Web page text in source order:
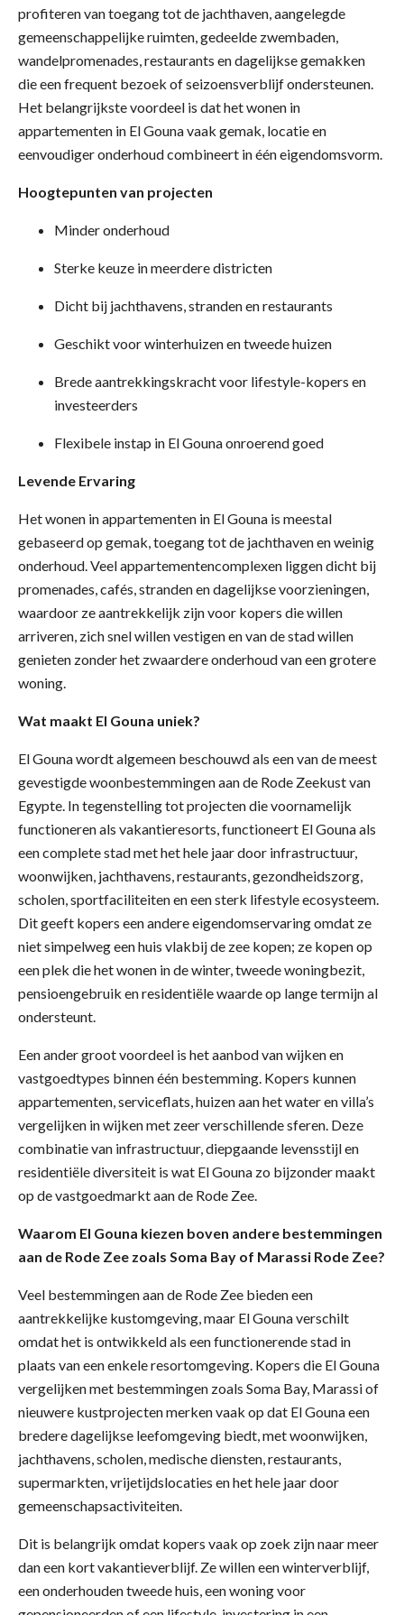
profiteren van toegang tot de jachthaven, aangelegde
gemeenschappelijke ruimten, gedeelde zwembaden,
wandelpromenades, restaurants en dagelijkse gemakken
die een frequent bezoek of seizoensverblijf ondersteunen.
Het belangrijkste voordeel is dat het wonen in
appartementen in El Gouna vaak gemak, locatie en
eenvoudiger onderhoud combineert in één eigendomsvorm.
Hoogtepunten van projecten
Minder onderhoud
Sterke keuze in meerdere districten
Dicht bij jachthavens, stranden en restaurants
Geschikt voor winterhuizen en tweede huizen
Brede aantrekkingskracht voor lifestyle-kopers en
investeerders
Flexibele instap in El Gouna onroerend goed
Levende Ervaring
Het wonen in appartementen in El Gouna is meestal
gebaseerd op gemak, toegang tot de jachthaven en weinig
onderhoud. Veel appartementencomplexen liggen dicht bij
promenades, cafés, stranden en dagelijkse voorzieningen,
waardoor ze aantrekkelijk zijn voor kopers die willen
arriveren, zich snel willen vestigen en van de stad willen
genieten zonder het zwaardere onderhoud van een grotere
woning.
Wat maakt El Gouna uniek?
El Gouna wordt algemeen beschouwd als een van de meest
gevestigde woonbestemmingen aan de Rode Zeekust van
Egypte. In tegenstelling tot projecten die voornamelijk
functioneren als vakantieresorts, functioneert El Gouna als
een complete stad met het hele jaar door infrastructuur,
woonwijken, jachthavens, restaurants, gezondheidszorg,
scholen, sportfaciliteiten en een sterk lifestyle ecosysteem.
Dit geeft kopers een andere eigendomservaring omdat ze
niet simpelweg een huis vlakbij de zee kopen; ze kopen op
een plek die het wonen in de winter, tweede woningbezit,
pensioengebruik en residentiële waarde op lange termijn al
ondersteunt.
Een ander groot voordeel is het aanbod van wijken en
vastgoedtypes binnen één bestemming. Kopers kunnen
appartementen, serviceflats, huizen aan het water en villa’s
vergelijken in wijken met zeer verschillende sferen. Deze
combinatie van infrastructuur, diepgaande levensstijl en
residentiële diversiteit is wat El Gouna zo bijzonder maakt
op de vastgoedmarkt aan de Rode Zee.
Waarom El Gouna kiezen boven andere bestemmingen
aan de Rode Zee zoals Soma Bay of Marassi Rode Zee?
Veel bestemmingen aan de Rode Zee bieden een
aantrekkelijke kustomgeving, maar El Gouna verschilt
omdat het is ontwikkeld als een functionerende stad in
plaats van een enkele resortomgeving. Kopers die El Gouna
vergelijken met bestemmingen zoals Soma Bay, Marassi of
nieuwere kustprojecten merken vaak op dat El Gouna een
bredere dagelijkse leefomgeving biedt, met woonwijken,
jachthavens, scholen, medische diensten, restaurants,
supermarkten, vrijetijdslocaties en het hele jaar door
gemeenschapsactiviteiten.
Dit is belangrijk omdat kopers vaak op zoek zijn naar meer
dan een kort vakantieverblijf. Ze willen een winterverblijf,
een onderhouden tweede huis, een woning voor